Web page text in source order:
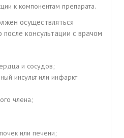
к компонентам препарата.
осуществляться
консультации с врачом
и сосудов;
инсульт или инфаркт
члена;
или печени;